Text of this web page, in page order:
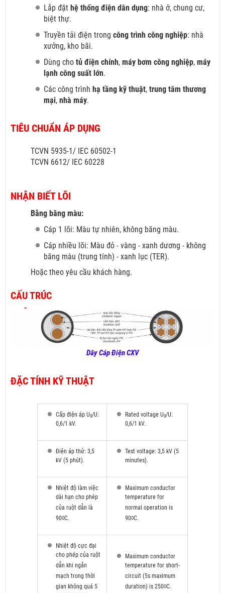
Lắp đặt hệ thống điện dân dụng: nhà ở, chung cư,
biệt thự.
Truyền tải điện trong công trình công nghiệp: nhà
xưởng, kho bãi.
Dùng cho tủ điện chính, máy bơm công nghiệp, máy
lạnh công suất lớn.
Các công trình hạ tầng kỹ thuật, trung tâm thương
mại, nhà máy.
TIÊU CHUẨN ÁP DỤNG
TCVN 5935-1/ IEC 60502-1
TCVN 6612/ IEC 60228
NHẬN BIẾT LÕI
Bằng băng màu:
Cáp 1 lõi: Màu tự nhiên, không băng màu.
Cáp nhiều lõi: Màu đỏ - vàng - xanh dương - không
băng màu (trung tính) - xanh lục (TER).
Hoặc theo yêu cầu khách hàng.
CẤU TRÚC
Dây Cáp Điện CXV
ĐẶC TÍNH KỸ THUẬT
Cấp điện áp U0/U:
0,6/1 kV.
Rated voltage U0/U:
0,6/1 kV.
Điện áp thử: 3,5
kV (5 phút).
Test voltage: 3,5 kV (5
minutes).
Nhiệt độ làm việc
dài hạn cho phép
của ruột dẫn là
90OC.
Maximum conductor
temperature for
normal operation is
90OC.
Nhiệt độ cực đại
cho phép của ruột
dẫn khi ngắn
mạch trong thời
gian không quá 5
Maximum conductor
temperature for short-
circuit (5s maximum
duration) is 250OC.